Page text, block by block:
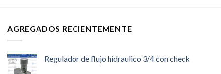
AGREGADOS RECIENTEMENTE
Regulador de flujo hidraulico 3/4 con check